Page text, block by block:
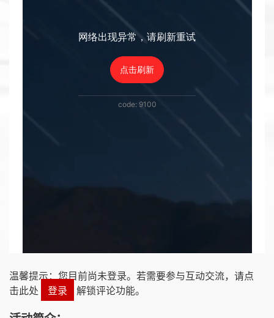
温馨提示：您目前尚未登录。若需要参与互动交流，请点
击此处
登录 解锁评论功能。